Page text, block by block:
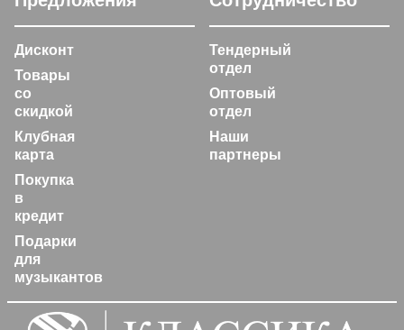
Дисконт
Товары
со
скидкой
Клубная
карта
Покупка
в
кредит
Подарки
для
музыкантов
Тендерный
отдел
Оптовый
отдел
Наши
партнеры